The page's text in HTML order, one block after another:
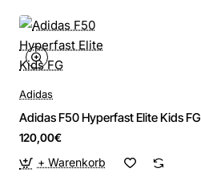
Adidas
Adidas F50 Hyperfast Elite Kids FG
120,00€
+ Warenkorb